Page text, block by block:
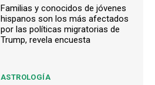
Familias y conocidos de jóvenes
hispanos son los más afectados
por las políticas migratorias de
Trump, revela encuesta
ASTROLOGÍA